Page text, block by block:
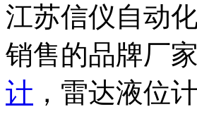
江苏信仪自动
销售的品牌厂
计 ，雷达液位